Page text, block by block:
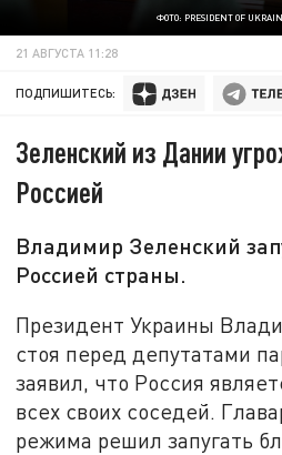
ФОТО: PRESIDENT OF
21 АВГУСТА 11:28
ПОДПИШИТЕСЬ:
Зеленский из Дании
Россией
Владимир Зеленский
Россией страны.
Президент Украины
стоя перед депутатами
заявил, что Россия
всех своих соседей.
режима решил запугать